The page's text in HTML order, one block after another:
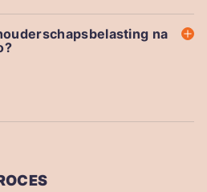
na